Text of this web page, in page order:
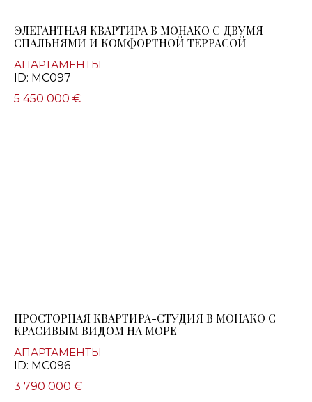
ЭЛЕГАНТНАЯ КВАРТИРА В МОНАКО С ДВУМЯ
СПАЛЬНЯМИ И КОМФОРТНОЙ ТЕРРАСОЙ
АПАРТАМЕНТЫ
ID: MC097
5 450 000 €
ПРОСТОРНАЯ КВАРТИРА-СТУДИЯ В МОНАКО С
КРАСИВЫМ ВИДОМ НА МОРЕ
АПАРТАМЕНТЫ
ID: MC096
3 790 000 €